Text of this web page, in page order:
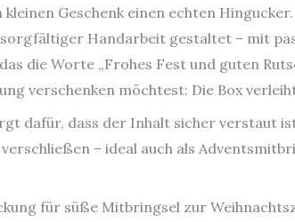
Geschenk einen echten Hingucker.
sorgfältiger Handarbeit gestaltet – mit
die Worte „Frohes Fest und guten
verschenken möchtest: Die Box
dafür, dass der Inhalt sicher verstaut
– ideal auch als
für süße Mitbringsel zur